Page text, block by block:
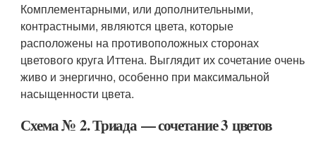
Комплементарными, или дополнительными,
контрастными, являются цвета, которые
расположены на противоположных сторонах
цветового круга Иттена. Выглядит их сочетание очень
живо и энергично, особенно при максимальной
насыщенности цвета.
Схема № 2. Триада — сочетание 3 цветов